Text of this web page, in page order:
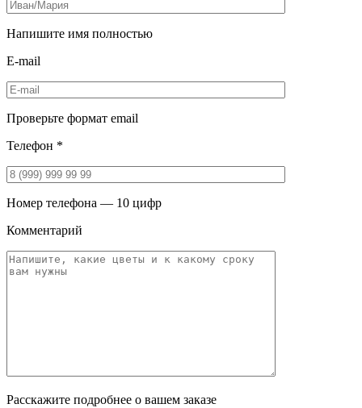
Напишите имя полностью
E-mail
Проверьте формат email
Телефон *
Номер телефона — 10 цифр
Комментарий
Расскажите подробнее о вашем заказе